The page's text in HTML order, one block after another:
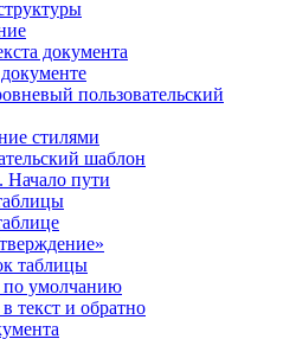
документа
пользовательский
стилями
шаблон
Начало пути
таблицы
по умолчанию
текст и обратно